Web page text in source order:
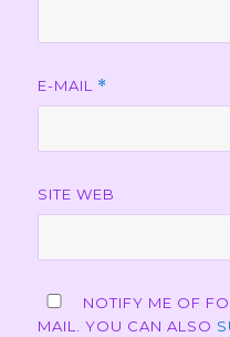
E-MAIL *
SITE WEB
NOTIFY ME OF
MAIL. YOU CAN ALSO